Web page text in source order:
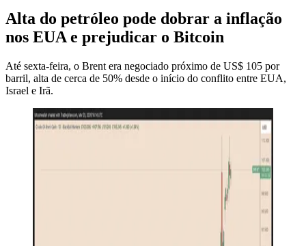
Alta do petróleo pode dobrar a inflação
nos EUA e prejudicar o Bitcoin
Até sexta-feira, o Brent era negociado próximo de US$ 105 por
barril, alta de cerca de 50% desde o início do conflito entre EUA,
Israel e Irã.